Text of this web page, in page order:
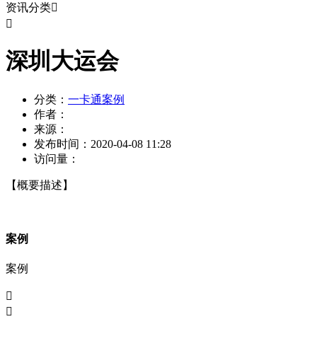
资讯分类

深圳大运会
分类： 一卡通案例
作者：
来源：
发布时间： 2020-04-08 11:28
访问量：
【概要描述】
案例
案例

